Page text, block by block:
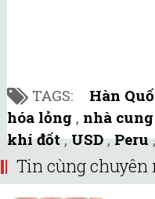
TAGS: Hàn
hóa lỏng , nhà
khí đốt,USD,Peru
Tin cùng chuyên